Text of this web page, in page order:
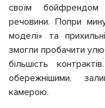
своїм бойфрендом
речовини.Попри
моделі» та
змогли пробачити
більшість
обережнішими,
камерою.